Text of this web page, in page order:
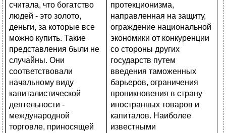
протекционизма,
направленная на защиту,
ограждение национальной
экономики от конкуренции
со стороны других
государств путем
введения таможенных
барьеров, ограничения
проникновения в страну
иностранных товаров и
капиталов. Наиболее
известными